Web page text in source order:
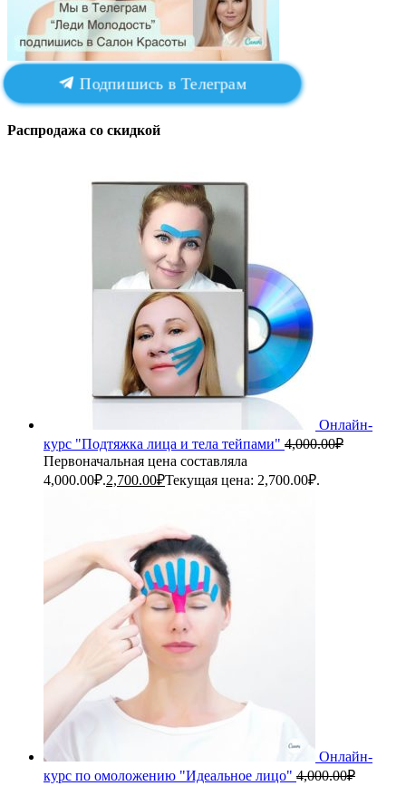
Подпишись в Телеграм
Распродажа со скидкой
Онлайн-
курс "Подтяжка лица и тела тейпами" 4,000.00₽
Первоначальная цена составляла
4,000.00₽.2,700.00₽Текущая цена: 2,700.00₽.
Онлайн-
курс по омоложению "Идеальное лицо" 4,000.00₽